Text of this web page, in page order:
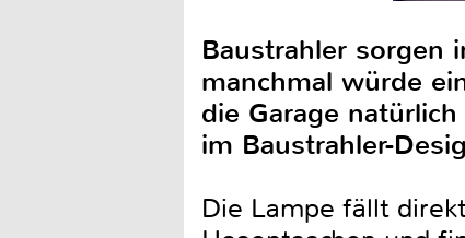
Baustrahler sorgen
manchmal würde
die Garage
im Baustrahler-
Die Lampe fällt